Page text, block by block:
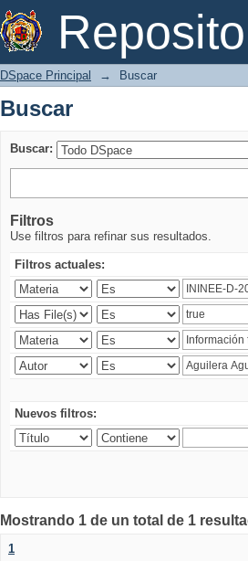
Buscar
DSpace Principal → Buscar
Buscar
Buscar:
Filtros
Use filtros para refinar sus resultados.
Filtros actuales:
Nuevos filtros:
Mostrando 1 de un total de 1
1